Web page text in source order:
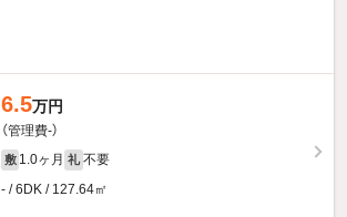
6.5万円
（管理費-）
敷 1.0ヶ月 礼 不要
- / 6DK / 127.64㎡